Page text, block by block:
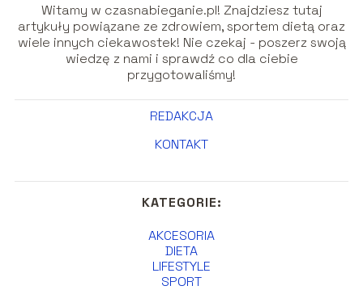
Witamy w czasnabieganie.pl! Znajdziesz tutaj
artykuły powiązane ze zdrowiem, sportem dietą oraz
wiele innych ciekawostek! Nie czekaj - poszerz swoją
wiedzę z nami i sprawdź co dla ciebie
przygotowaliśmy!
REDAKCJA
KONTAKT
KATEGORIE:
AKCESORIA
DIETA
LIFESTYLE
SPORT